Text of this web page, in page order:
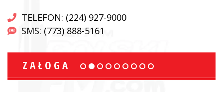
TELEFON: (224) 927-9000
SMS: (773) 888-5161
ZAŁOGA